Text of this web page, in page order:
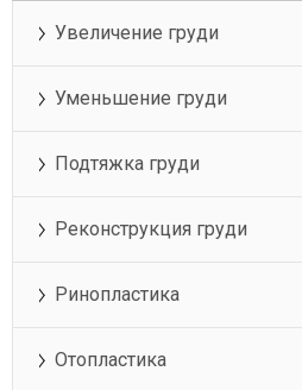
Увеличение груди
Уменьшение груди
Подтяжка груди
Реконструкция груди
Ринопластика
Отопластика